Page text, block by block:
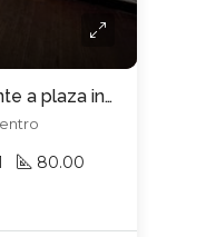
Amplio apartamento frente a plaza independencia !!
80.00